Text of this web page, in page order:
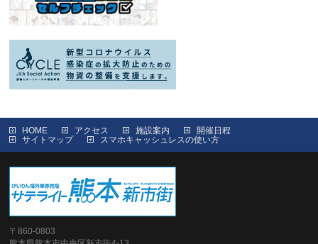
HOME アクセス 施設案内
開催日程
サイトマップ
スマホキャッシュレスの使い方
〒860-0803